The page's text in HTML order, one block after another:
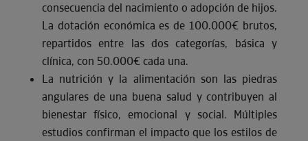
consecuencia del nacimiento o adopción de hijos.
La dotación económica es de 100.000€ brutos,
repartidos entre las dos categorías, básica y
clínica, con 50.000€ cada una.
La nutrición y la alimentación son las piedras
angulares de una buena salud y contribuyen al
bienestar físico, emocional y social. Múltiples
estudios confirman el impacto que los estilos de